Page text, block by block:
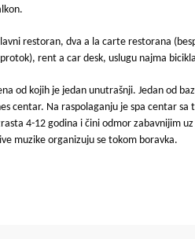
restoran, dva a la carte restorana
rent a car desk, uslugu najma
od kojih je jedan unutrašnji. Jedan od
centar. Na raspolaganju je spa centar
4-12 godina i čini odmor zabavnijim
muzike organizuju se tokom boravka.